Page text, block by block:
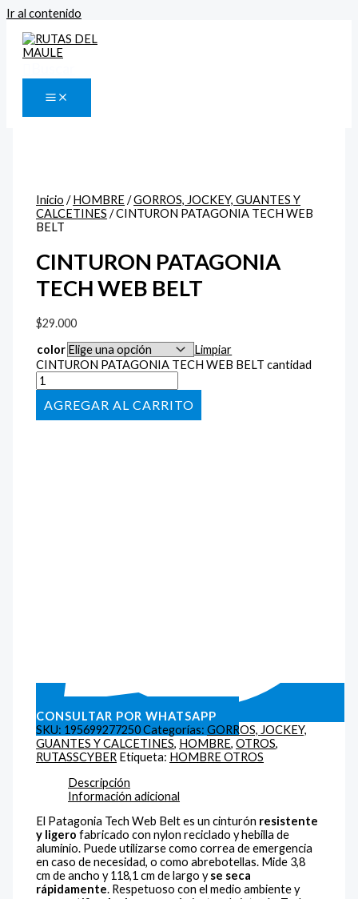
Ir al contenido
Inicio /HOMBRE/GORROS, JOCKEY, GUANTES Y
CALCETINES / CINTURON PATAGONIA TECH WEB
BELT
CINTURON PATAGONIA
TECH WEB BELT
$29.000
color
Limpiar
CINTURON PATAGONIA TECH WEB BELT cantidad
AÑADIR AL CARRITO
CONSULTAR POR WHATSAPP
SKU: 195699277250Categorías:GORROS, JOCKEY,
GUANTES Y CALCETINES, HOMBRE,OTROS,
RUTASSCYBER Etiqueta: HOMBRE OTROS
Descripción
Información adicional
El Patagonia Tech Web Belt es un cinturón resistente
y ligero fabricado con nylon reciclado y hebilla de
aluminio. Puede utilizarse como correa de emergencia
en caso de necesidad, o como abrebotellas. Mide 3,8
cm de ancho y 118,1 cm de largo yse seca
rápidamente. Respetuoso con el medio ambiente y